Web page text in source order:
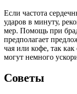
Если частота
ударов в минуту,
мер. Помощь при
предполагает
чая или кофе, так
могут немного
Советы